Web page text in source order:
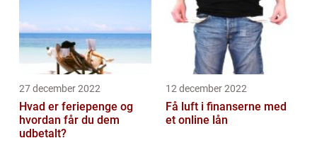
27 december 2022
Hvad er feriepenge og
hvordan får du dem
udbetalt?
12 december 2022
Få luft i finanserne med
et online lån